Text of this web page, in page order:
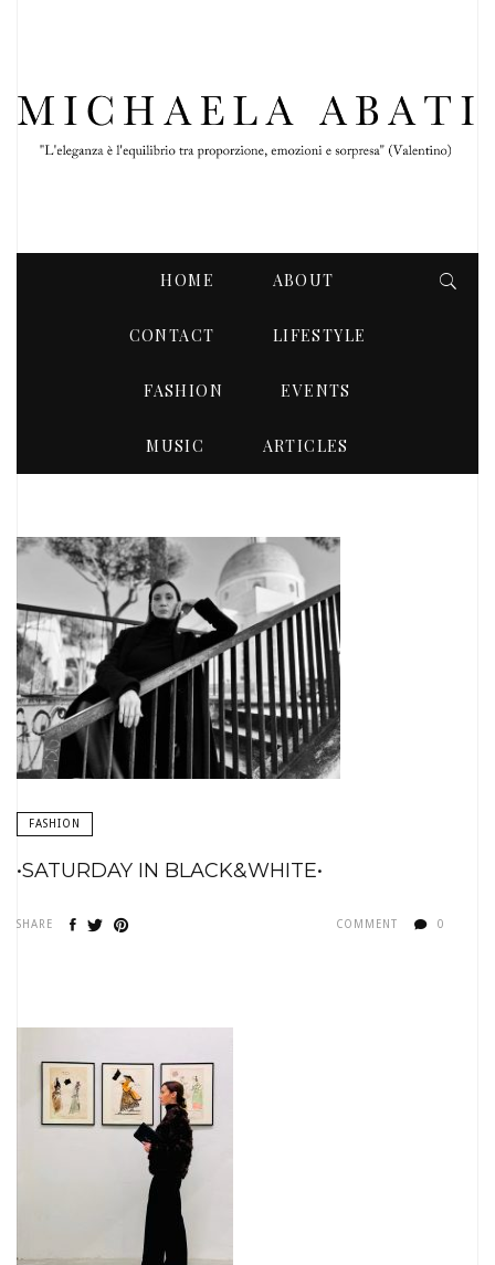
HOME ABOUT
CONTACT LIFESTYLE
FASHION EVENTS
MUSIC ARTICLES
FEBBRAIO 2025
FASHION
•SATURDAY IN BLACK&WHITE•
SHARE COMMENT 0